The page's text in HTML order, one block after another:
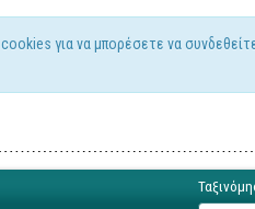
για να μπορέσετε να